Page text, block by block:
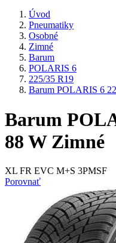
Úvod
Pneumatiky
Osobné
Zimné
Barum
POLARIS 6
225/35 R19
Barum POLARIS 6
Barum
88 W Zimné
XL FR EVC M+S 3PMSF
Porovnať